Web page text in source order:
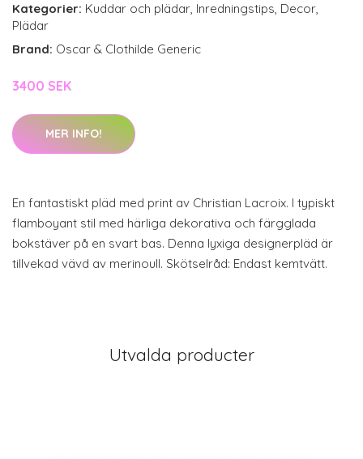
Kategorier: Kuddar och plädar, Inredningstips, Decor,
Plädar
Brand: Oscar & Clothilde Generic
3400 SEK
MER INFO!
En fantastiskt pläd med print av Christian Lacroix. I typiskt
flamboyant stil med härliga dekorativa och färgglada
bokstäver på en svart bas. Denna lyxiga designerpläd är
tillvekad vävd av merinoull. Skötselråd: Endast kemtvätt.
Utvalda producter